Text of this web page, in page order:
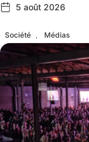
5 août 2026
Société , Médias